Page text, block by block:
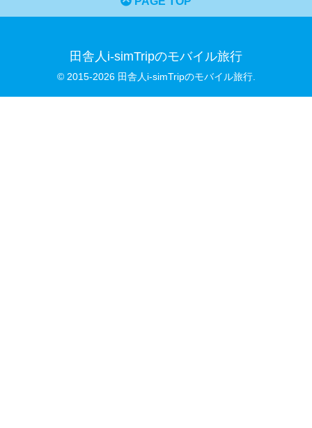
田舎人i-simTripのモバイル旅行
© 2015-2026 田舎人i-simTripのモバイル旅行.